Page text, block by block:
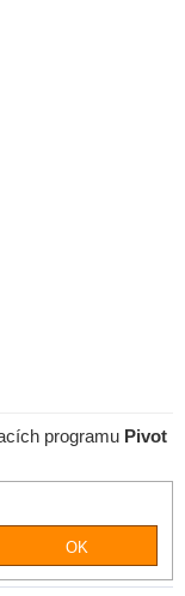
programu Pivot